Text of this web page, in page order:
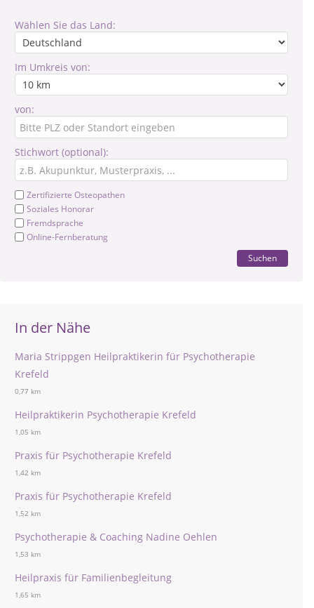
Wählen Sie das Land:
Im Umkreis von:
von:
Stichwort (optional):
Zertifizierte Osteopathen
Soziales Honorar
Fremdsprache
Online-Fernberatung
Suchen
In der Nähe
Maria Strippgen Heilpraktikerin für Psychotherapie
Krefeld
0,77 km
Heilpraktikerin Psychotherapie Krefeld
1,05 km
Praxis für Psychotherapie Krefeld
1,42 km
Praxis für Psychotherapie Krefeld
1,52 km
Psychotherapie & Coaching Nadine Oehlen
1,53 km
Heilpraxis für Familienbegleitung
1,65 km